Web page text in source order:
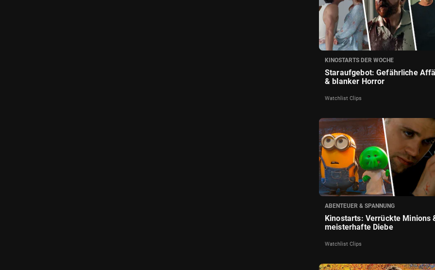
KINOSTARTS DER WOCHE
Staraufgebot: Gefährliche
& blanker Horror
Watchlist Clips
ABENTEUER & SPANNUNG
Kinostarts: Verrückte Minions
meisterhafte Diebe
Watchlist Clips